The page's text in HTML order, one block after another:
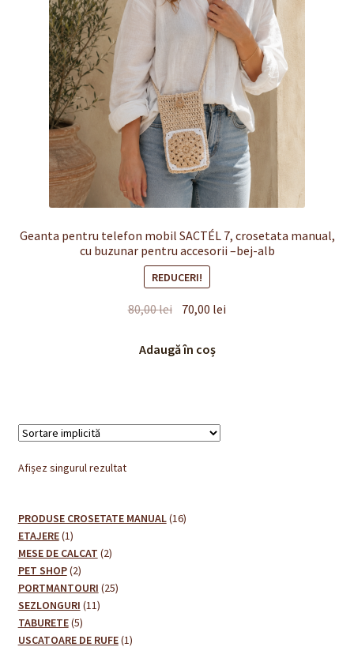
Politică de Confidențialitate cu privire la prelucrarea
datelor cu caracter personal
Politica de cookie-uri
Politica de rambursari si returnari
Recenzii
Geanta pentru telefon mobil SACTÉL 7, crosetata manual,
cu buzunar pentru accesorii –bej-alb
REDUCERI!
80,00lei Prețul
a
70,00 lei
Adaugă în coș
Afișez singurul rezultat
PRODUSE CROSETATE MANUAL 1616
ETAJERE 11
produs
MESE DE CALCAT 22
PET SHOP 22
produse
PORTMANTOURI 2525
SEZLONGURI 1111
TABURETE 55
produse
USCATOARE DE RUFE 11